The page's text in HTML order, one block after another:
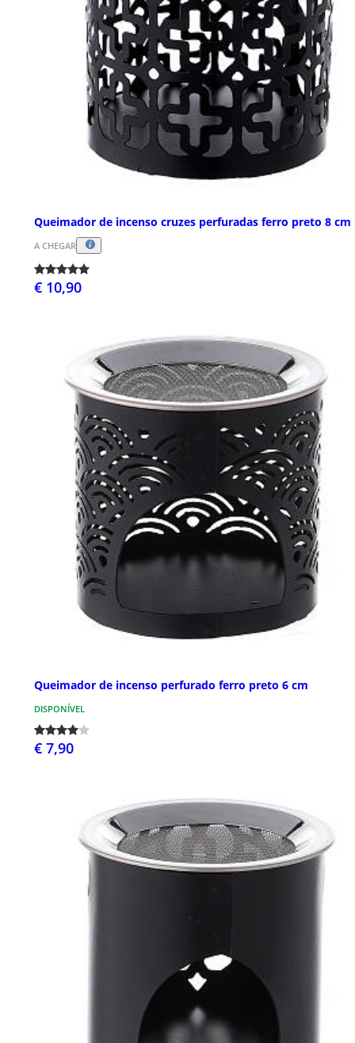
Queimador de incenso cruzes perfuradas ferro preto 8 cm
A CHEGAR
€ 10,90
Queimador de incenso perfurado ferro preto 6 cm
DISPONÍVEL
€ 7,90